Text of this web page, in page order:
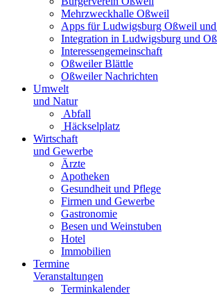
Mehrzweckhalle Oßweil
Apps für Ludwigsburg Oßweil
Integration in Ludwigsburg und
Interessengemeinschaft
Oßweiler Blättle
Oßweiler Nachrichten
Umwelt
und Natur
Abfall
Häckselplatz
Wirtschaft
und Gewerbe
Ärzte
Apotheken
Gesundheit und Pflege
Firmen und Gewerbe
Gastronomie
Besen und Weinstuben
Hotel
Immobilien
Termine
Veranstaltungen
Terminkalender